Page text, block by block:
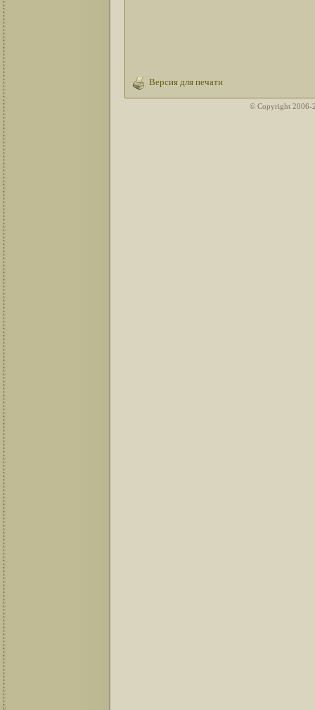
Версия для печати
© Copyright 2006-